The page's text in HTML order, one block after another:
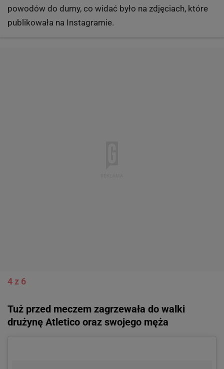
powodów do dumy, co widać było na zdjęciach, które
publikowała na Instagramie.
4 z 6
Tuż przed meczem zagrzewała do walki
drużynę Atletico oraz swojego męża